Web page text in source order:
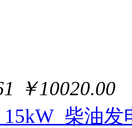
￥10020.00
柴油发